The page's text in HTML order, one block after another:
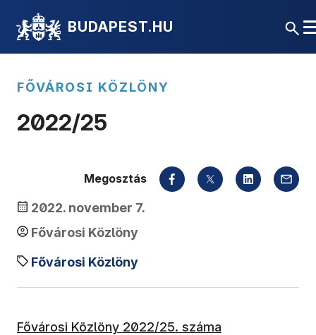
BUDAPEST.HU
FŐVÁROSI KÖZLÖNY
2022/25
2022. november 7.
Fővárosi Közlöny
Fővárosi Közlöny
Megosztás
(új ablakban nyílik meg)
Fővárosi Közlöny 2022/25. száma